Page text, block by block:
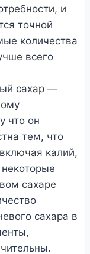
и
точной
количества
всего
сахар —
что он
тем, что
калий,
сахаре
сахара в